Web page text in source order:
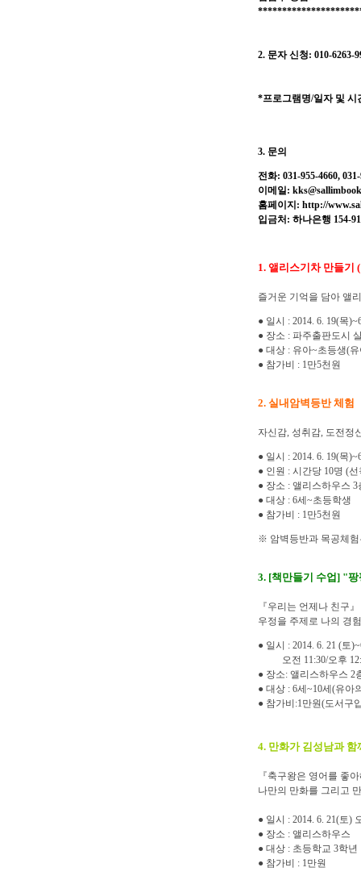
2. 문자 신청: 010-6263-
*프로그램명/일자 및 시
3. 문의
전화: 031-955-4660,
이메일:
홈페이지: http://
입금처: 하나은행 154-
1. 앨리스기차 만들기
즐거운 기억을 담아 앨
● 일시 : 2014. 6. 19(목
● 장소 : 파주출판도시
● 대상 : 유아~초등생(
● 참가비 : 1만5천원
2. 실내암벽등반 체험
자신감, 성취감, 도전정
● 일시 : 2014. 6. 19(목
● 인원 : 시간당 10명 (
● 장소 : 앨리스하우스 3
● 대상 : 6세~초등학생
● 참가비 : 1만5천원
※ 암벽등반과 목공체험
3. [책만들기 수업] "
『우리는 언제나 친구
우정을 주제로 나의 경
● 일시 : 2014. 6. 21 (토
오전 11:30/오후
● 장소: 앨리스하우스 2
● 대상 : 6세~10세(유아
● 참가비:1만원(도서구
4. 만화가 김성남과
『축구왕은 영어를 좋
나만의 만화를 그리고
● 일시 : 2014. 6. 21(토)
● 장소 : 앨리스하우스
● 대상 : 초등학교 3학
● 참가비 : 1만원